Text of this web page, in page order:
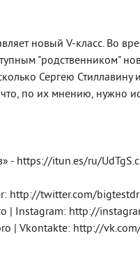
новый V-класс. Во
"родственником"
Сергею Стиллавину
по их мнению, нужно
- https://itun.es/ru/UdTgS.c
http://twitter.com/
| Instagram: http://
| Vkontakte: http://